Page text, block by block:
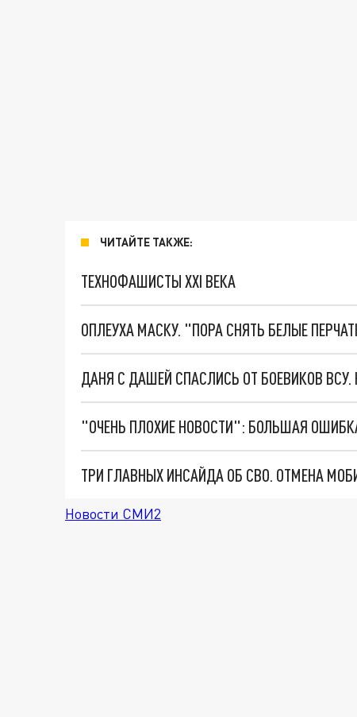
ЧИТАЙТЕ ТАКЖЕ:
ТЕХНОФАШИСТЫ XXI ВЕКА
ОПЛЕУХА МАСКУ. "ПОРА СНЯТЬ БЕЛЫЕ
ДАНЯ С ДАШЕЙ СПАСЛИСЬ ОТ БОЕВИКОВ
Новости СМИ2